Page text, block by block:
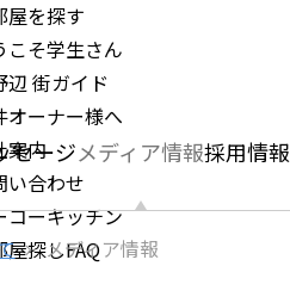
屋を探す
こそ学生さん
辺 街ガイド
オーナー様へ
案内
い合わせ
コーキッチン
屋探しFAQ
セージメディア情報採用情報
メディア情報